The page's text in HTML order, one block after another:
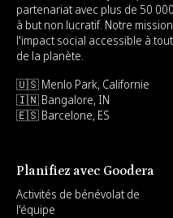
partenariat avec plus de 50
à but non lucratif. Notre
l'impact social accessible à
de la planète.
🇺🇸 Menlo Park, Californie
🇮🇳 Bangalore, IN
🇪🇸 Barcelone, ES
Planifiez avec Goodera
Activités de bénévolat de
l'équipe